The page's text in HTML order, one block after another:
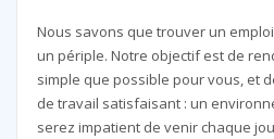
Nous savons que trouver un
un périple. Notre objectif est de
simple que possible pour vous, et
de travail satisfaisant : un
serez impatient de venir chaque